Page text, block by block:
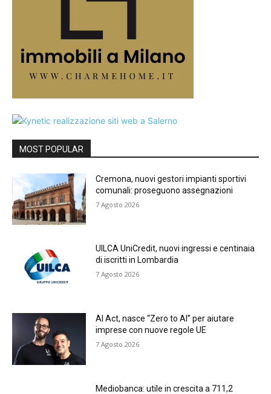
MOST POPULAR
Cremona, nuovi gestori impianti sportivi
comunali: proseguono assegnazioni
7 Agosto 2026
UILCA UniCredit, nuovi ingressi e centinaia
di iscritti in Lombardia
7 Agosto 2026
AI Act, nasce “Zero to AI” per aiutare
imprese con nuove regole UE
7 Agosto 2026
Mediobanca: utile in crescita a 711,2